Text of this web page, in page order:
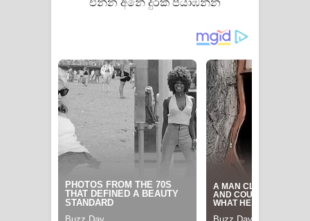
එන්න අනේ දුරක් පියාඹන්න